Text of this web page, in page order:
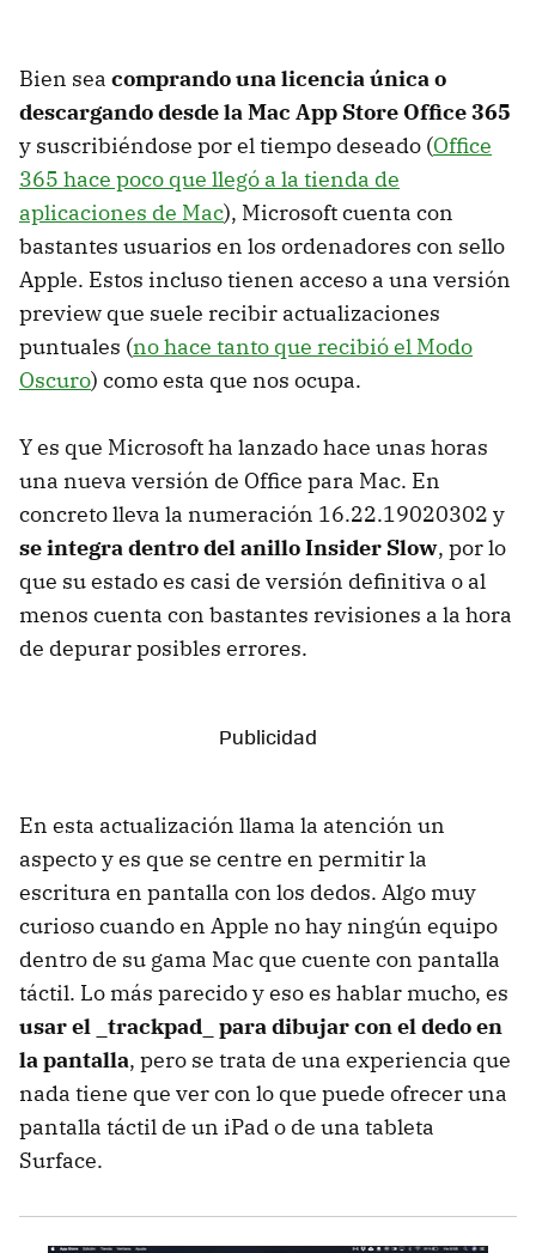
Bien sea comprando una licencia única o
descargando desde la Mac App Store Office 365
y suscribiéndose por el tiempo deseado (Office
365 hace poco que llegó a la tienda de
aplicaciones de Mac), Microsoft cuenta con
bastantes usuarios en los ordenadores con sello
Apple. Estos incluso tienen acceso a una versión
preview que suele recibir actualizaciones
puntuales (no hace tanto que recibió el Modo
Oscuro) como esta que nos ocupa.
Y es que Microsoft ha lanzado hace unas horas
una nueva versión de Office para Mac. En
concreto lleva la numeración 16.22.19020302 y
se integra dentro del anillo Insider Slow, por lo
que su estado es casi de versión definitiva o al
menos cuenta con bastantes revisiones a la hora
de depurar posibles errores.
En esta actualización llama la atención un
aspecto y es que se centre en permitir la
escritura en pantalla con los dedos. Algo muy
curioso cuando en Apple no hay ningún equipo
dentro de su gama Mac que cuente con pantalla
táctil. Lo más parecido y eso es hablar mucho, es
usar el _trackpad_ para dibujar con el dedo en
la pantalla, pero se trata de una experiencia que
nada tiene que ver con lo que puede ofrecer una
pantalla táctil de un iPad o de una tableta
Surface.